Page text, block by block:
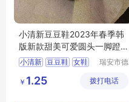
小清新豆豆鞋2023年春季韩
版新款甜美可爱圆头一脚蹬
皮面单鞋女
小清新 豆豆鞋 女鞋
瑞安市德
￥ 1.25 拨打电话